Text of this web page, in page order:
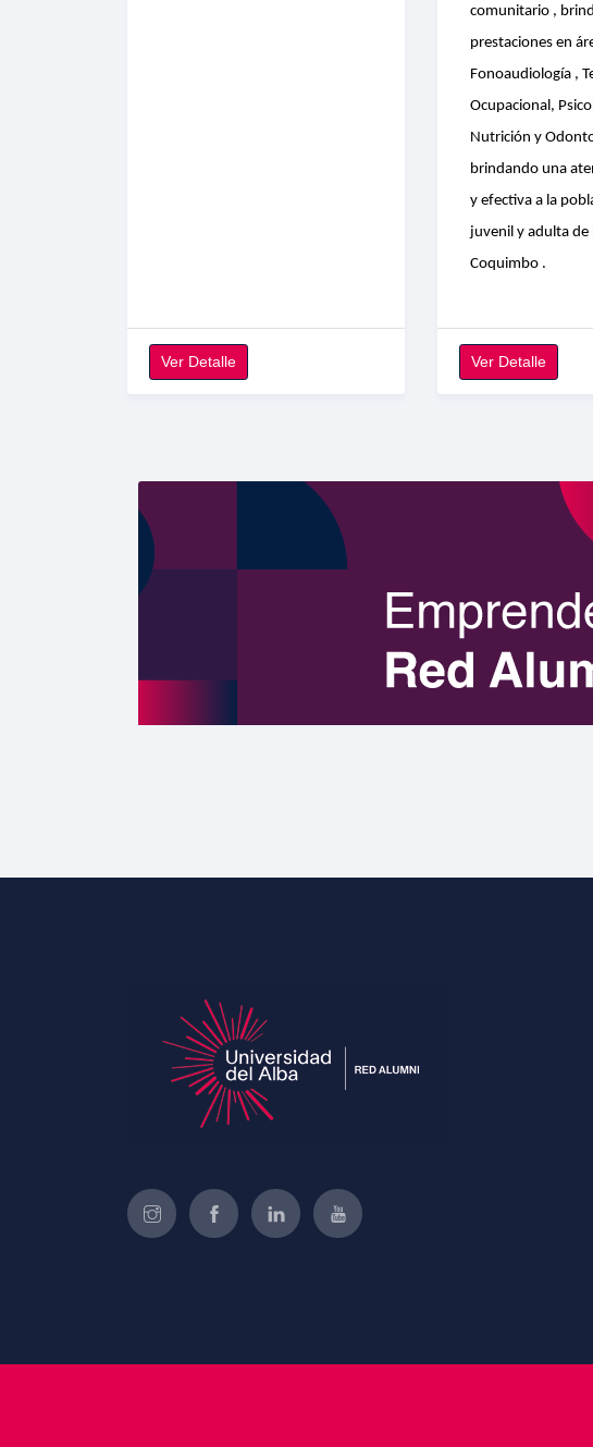
Ver Detalle
comunitario ,
prestaciones en
Fonoaudiología ,
Ocupacional,
Nutrición y
brindando una
y efectiva a la
juvenil y adulta de
Coquimbo .
Ver Detalle